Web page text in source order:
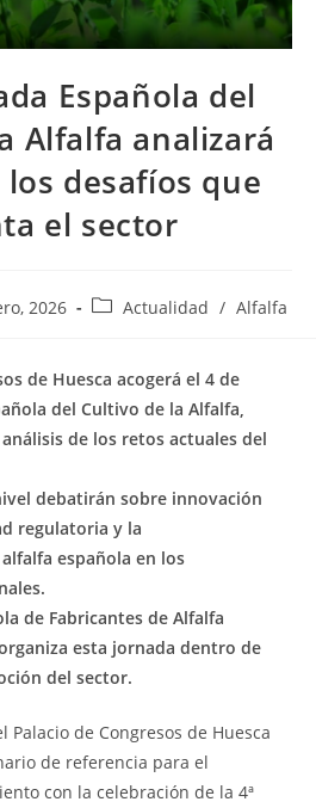
Española del
Alfalfa analizará
desafíos que
el sector
2026
Categoría
entrada:
Actualidad / Alfalfa
de Huesca acogerá el 4 de
del Cultivo de la Alfalfa,
de los retos actuales del
debatirán sobre innovación
regulatoria y la
española en los
de Fabricantes de Alfalfa
esta jornada dentro de
del sector.
Palacio de Congresos de Huesca
de referencia para el
con la celebración de la 4ª